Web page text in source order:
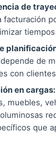
de
facturación
de
con
en cargas:
muebles,
que